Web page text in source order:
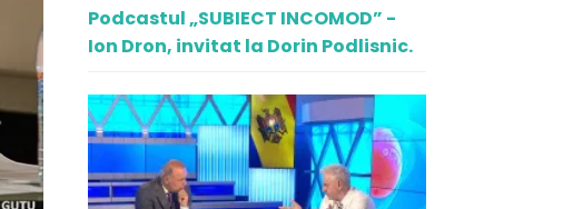
Podcastul „SUBIECT INCOMOD” -
Ion Dron, invitat la Dorin Podlisnic.